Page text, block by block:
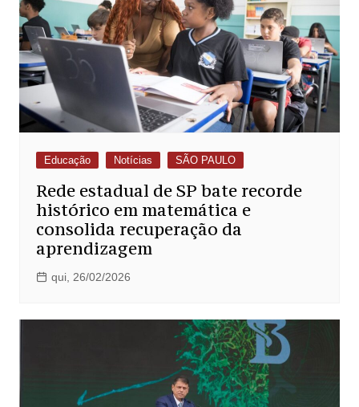
Educação Notícias SÃO PAULO
Rede estadual de SP bate recorde
histórico em matemática e
consolida recuperação da
aprendizagem
qui, 26/02/2026